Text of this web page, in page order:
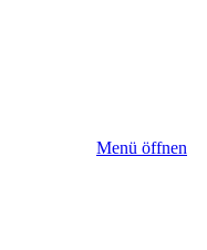
Menü öffnen